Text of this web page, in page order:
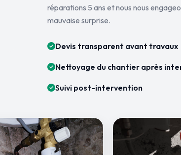
réparations 5 ans et nous nous
mauvaise surprise.
Devis transparent avant travaux
Nettoyage du chantier après
Suivi post-intervention